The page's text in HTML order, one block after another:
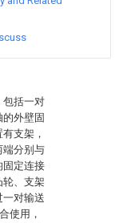
包括一对
外壁固
支架，
端分别与
固定连接
、支架
对输送
使用，